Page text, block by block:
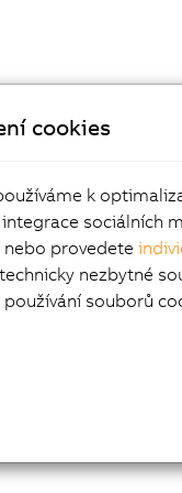
cookies
k
integrace sociálních
nebo provedete
nezbytné
souborů